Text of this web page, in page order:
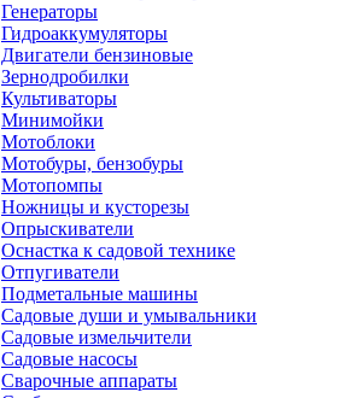
Генераторы
Гидроаккумуляторы
Двигатели бензиновые
Зернодробилки
Культиваторы
Минимойки
Мотоблоки
Мотобуры, бензобуры
Мотопомпы
Ножницы и кусторезы
Опрыскиватели
Оснастка к садовой технике
Отпугиватели
Подметальные машины
Садовые души и умывальники
Садовые измельчители
Садовые насосы
Сварочные аппараты